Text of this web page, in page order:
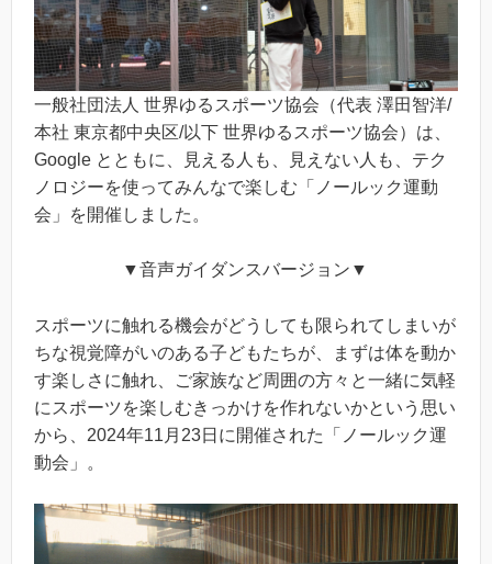
一般社団法人 世界ゆるスポーツ協会（代表 澤田智洋/
本社 東京都中央区/以下 世界ゆるスポーツ協会）は、
Google とともに、見える人も、見えない人も、テク
ノロジーを使ってみんなで楽しむ「ノールック運動
会」を開催しました。
▼音声ガイダンスバージョン▼
スポーツに触れる機会がどうしても限られてしまいが
ちな視覚障がいのある子どもたちが、まずは体を動か
す楽しさに触れ、ご家族など周囲の方々と一緒に気軽
にスポーツを楽しむきっかけを作れないかという思い
から、2024年11月23日に開催された「ノールック運
動会」。